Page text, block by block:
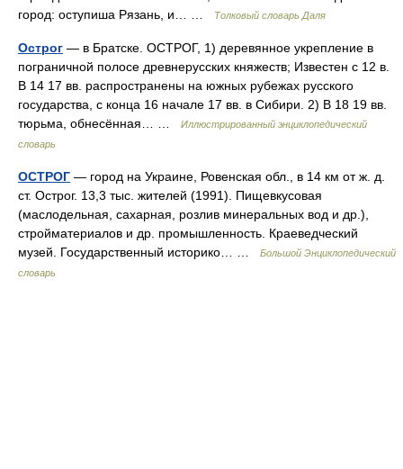
город: оступиша Рязань, и… …
Толковый словарь Даля
Острог — в Братске. ОСТРОГ, 1) деревянное укрепление в
пограничной полосе древнерусских княжеств; Известен с 12 в.
В 14 17 вв. распространены на южных рубежах русского
государства, с конца 16 начале 17 вв. в Сибири. 2) В 18 19 вв.
тюрьма, обнесённая… …
Иллюстрированный энциклопедический
словарь
ОСТРОГ — город на Украине, Ровенская обл., в 14 км от ж. д.
ст. Острог. 13,3 тыс. жителей (1991). Пищевкусовая
(маслодельная, сахарная, розлив минеральных вод и др.),
стройматериалов и др. промышленность. Краеведческий
музей. Государственный историко… …
Большой Энциклопедический
словарь